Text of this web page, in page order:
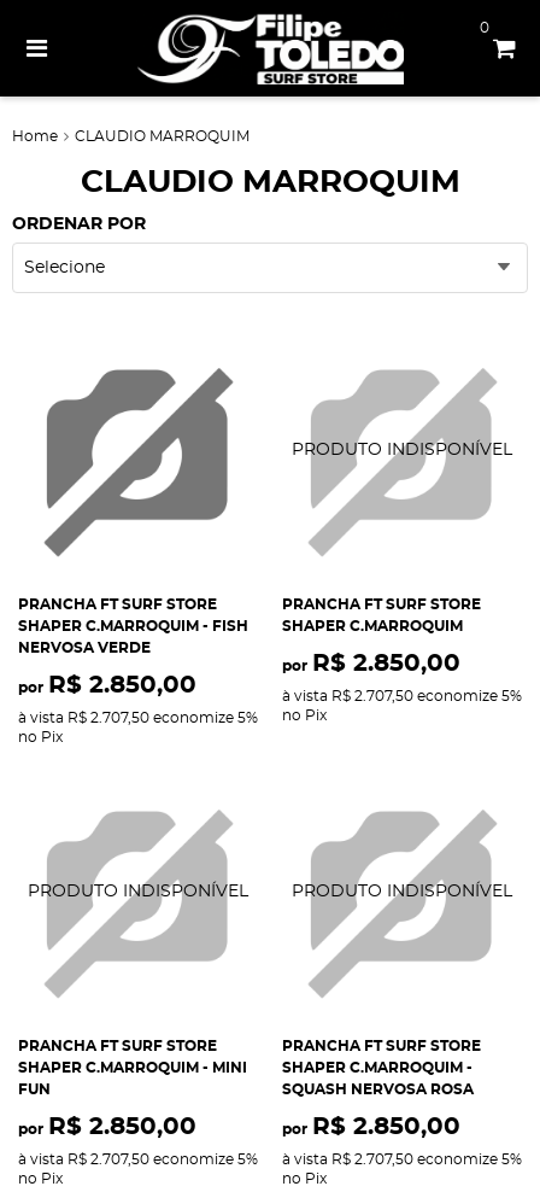
0
Home CLAUDIO MARROQUIM
CLAUDIO MARROQUIM
ORDENAR POR
Selecione
PRANCHA FT SURF STORE
SHAPER C.MARROQUIM - FISH
NERVOSA VERDE
por R$ 2.850,00
à vista R$ 2.707,50 economize 5%
no Pix
PRANCHA FT SURF STORE
SHAPER C.MARROQUIM
por R$ 2.850,00
à vista R$ 2.707,50 economize 5%
no Pix
PRANCHA FT SURF STORE
SHAPER C.MARROQUIM - MINI
FUN
por R$ 2.850,00
à vista R$ 2.707,50 economize 5%
no Pix
PRANCHA FT SURF STORE
SHAPER C.MARROQUIM -
SQUASH NERVOSA ROSA
por R$ 2.850,00
à vista R$ 2.707,50 economize 5%
no Pix